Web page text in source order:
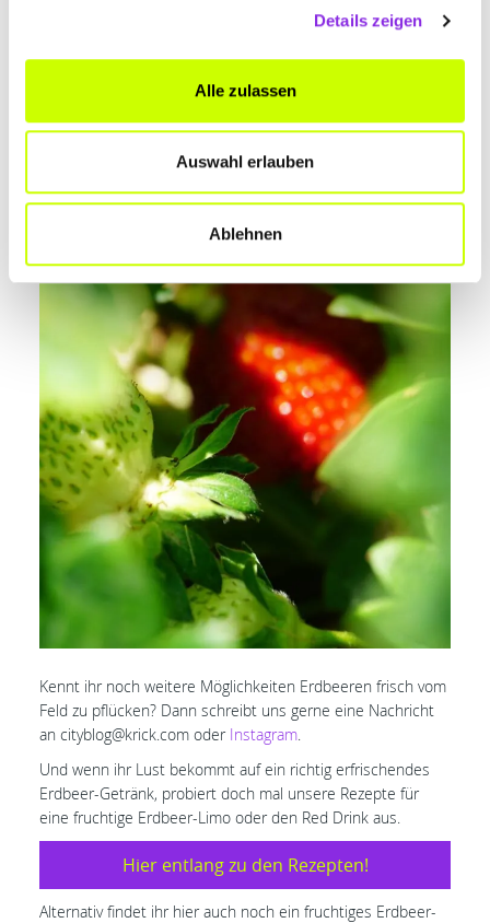
Details zeigen
Alle zulassen
Auswahl erlauben
Ablehnen
Kennt ihr noch weitere Möglichkeiten Erdbeeren frisch vom
Feld zu pflücken? Dann schreibt uns gerne eine Nachricht
an cityblog@krick.com oder Instagram.
Und wenn ihr Lust bekommt auf ein richtig erfrischendes
Erdbeer-Getränk, probiert doch mal unsere Rezepte für
eine fruchtige Erdbeer-Limo oder den Red Drink aus.
Hier entlang zu den Rezepten!
Alternativ findet ihr hier auch noch ein fruchtiges Erdbeer-